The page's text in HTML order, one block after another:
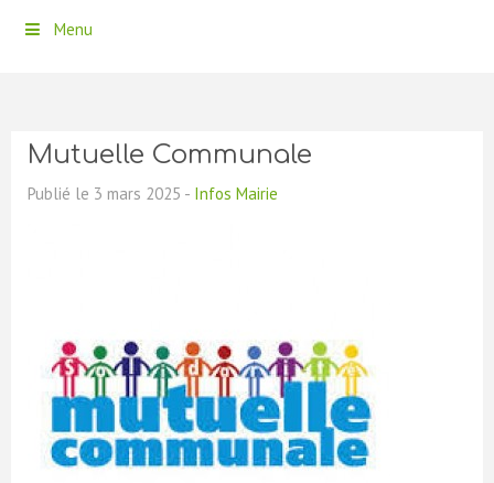
Menu
Mutuelle Communale
Publié le 3 mars 2025 - Infos Mairie